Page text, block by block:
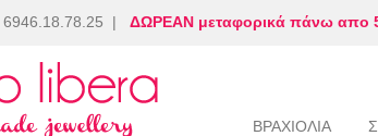
6946.18.78.25 | ΔΩΡΕΑΝ μεταφορικά πάνω απο
ΒΡΑΧΙΟΛΙΑ